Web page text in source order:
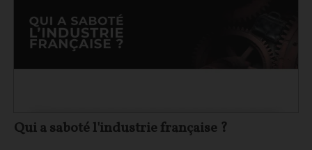
Qui a saboté l'industrie française ?